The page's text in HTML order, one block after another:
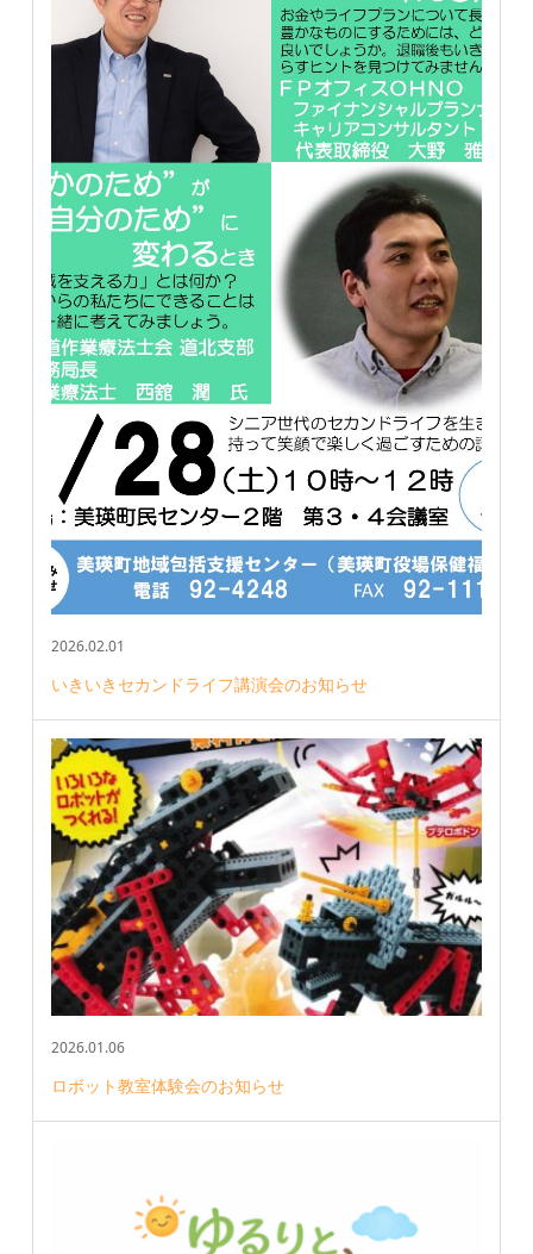
2026.02.01
いきいきセカンドライフ講演会のお知らせ
2026.01.06
ロボット教室体験会のお知らせ